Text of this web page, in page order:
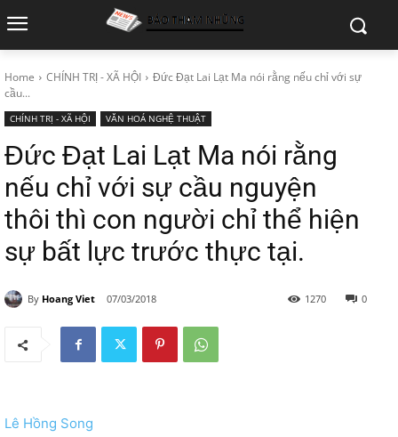
Home CHÍNH TRỊ - XÃ HỘI
Đức Đạt Lai Lạt Ma nói rằng nếu chỉ với sự
cầu...
CHÍNH TRỊ - XÃ HỘI VĂN HOÁ NGHỆ THUẬT
Đức Đạt Lai Lạt Ma nói rằng
nếu chỉ với sự cầu nguyện
thôi thì con người chỉ thể hiện
sự bất lực trước thực tại.
By Hoang Viet 07/03/2018 0
1270
Lê Hồng Song